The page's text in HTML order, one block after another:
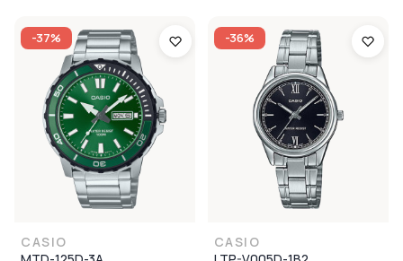
-37%
CASIO
-36%
CASIO